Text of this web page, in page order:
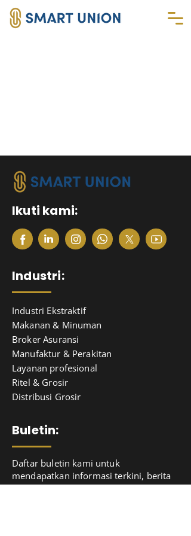
Ikuti kami:
Industri:
Industri Ekstraktif
Makanan & Minuman
Broker Asuransi
Manufaktur & Perakitan
Layanan profesional
Ritel & Grosir
Distribusi Grosir
Buletin:
Daftar buletin kami untuk
mendapatkan informasi terkini, berita
& wawasan